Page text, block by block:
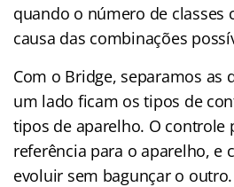
quando o número de classes
causa das combinações
Com o Bridge, separamos as
um lado ficam os tipos de
tipos de aparelho. O controle
referência para o aparelho, e
evoluir sem bagunçar o outro.